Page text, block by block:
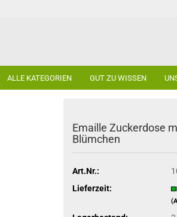
ALLE KATEGORIEN GUT ZU WISSEN
Emaille Zuckerdose
Blümchen
Art.Nr.:
Lieferzeit: